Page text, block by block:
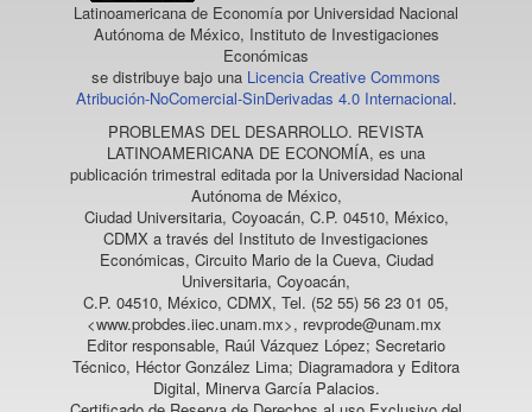
Latinoamericana de Economía por Universidad Nacional
Autónoma de México, Instituto de Investigaciones
Económicas
se distribuye bajo una Licencia Creative Commons
Atribución-NoComercial-SinDerivadas 4.0 Internacional.
PROBLEMAS DEL DESARROLLO. REVISTA
LATINOAMERICANA DE ECONOMÍA, es una
publicación trimestral editada por la Universidad Nacional
Autónoma de México,
Ciudad Universitaria, Coyoacán, C.P. 04510, México,
CDMX a través del Instituto de Investigaciones
Económicas, Circuito Mario de la Cueva, Ciudad
Universitaria, Coyoacán,
C.P. 04510, México, CDMX, Tel. (52 55) 56 23 01 05,
<www.probdes.iiec.unam.mx>, revprode@unam.mx
Editor responsable, Raúl Vázquez López; Secretario
Técnico, Héctor González Lima; Diagramadora y Editora
Digital, Minerva García Palacios.